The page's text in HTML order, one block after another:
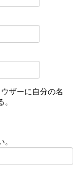
ザーに自分の名